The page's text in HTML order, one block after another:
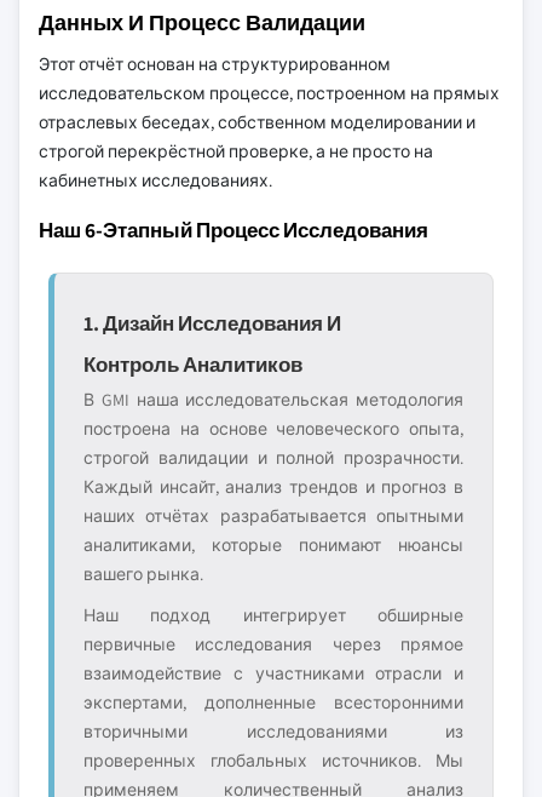
Данных И Процесс Валидации
Этот отчёт основан на структурированном
исследовательском процессе, построенном на прямых
отраслевых беседах, собственном моделировании и
строгой перекрёстной проверке, а не просто на
кабинетных исследованиях.
Наш 6-Этапный Процесс Исследования
1. Дизайн Исследования И
Контроль Аналитиков
В GMI наша исследовательская методология
построена на основе человеческого опыта,
строгой валидации и полной прозрачности.
Каждый инсайт, анализ трендов и прогноз в
наших отчётах разрабатывается опытными
аналитиками, которые понимают нюансы
вашего рынка.
Наш подход интегрирует обширные
первичные исследования через прямое
взаимодействие с участниками отрасли и
экспертами, дополненные всесторонними
вторичными исследованиями из
проверенных глобальных источников. Мы
применяем количественный анализ